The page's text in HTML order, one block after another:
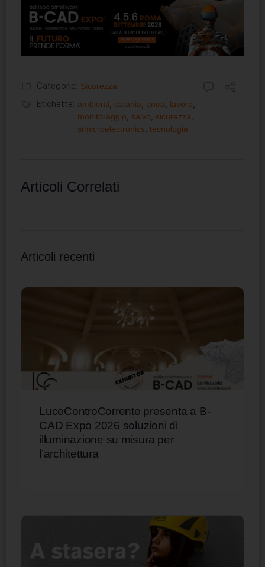
Categorie: Sicurezza
Etichette: ambienti catania enea lavoro
monitoraggio
salvo sicurezza
stmicroelectronics tecnologia
Articoli Correlati
Articoli recenti
LuceControCorrente presenta a B-
CAD Expo 2026 soluzioni di
illuminazione su misura per
l’architettura